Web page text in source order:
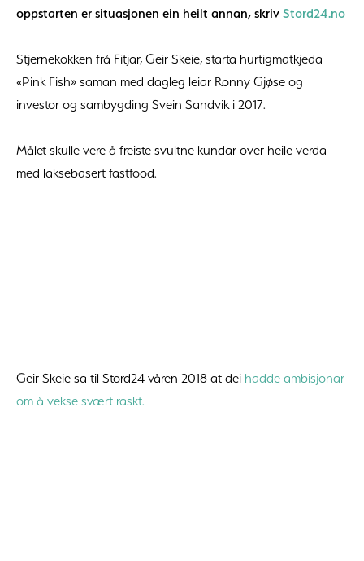
oppstarten er situasjonen ein heilt annan, skriv Stord24.no
Stjernekokken frå Fitjar, Geir Skeie, starta hurtigmatkjeda
«Pink Fish» saman med dagleg leiar Ronny Gjøse og
investor og sambygding Svein Sandvik i 2017.
Målet skulle vere å freiste svultne kundar over heile verda
med laksebasert fastfood.
Geir Skeie sa til Stord24 våren 2018 at dei hadde ambisjonar
om å vekse svært raskt.